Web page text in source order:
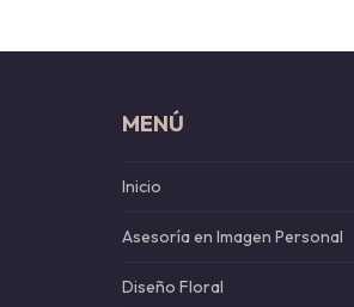
MENÚ
Inicio
Asesoría en Imagen Personal
Diseño Floral